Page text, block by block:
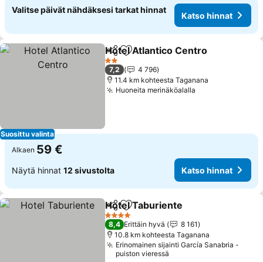
Valitse päivät nähdäksesi tarkat hinnat
Katso hinnat
Suosittu valinta
Jaa Lisää suosikkeihin
Hotel Atlantico Centro
2 Tähtiluokitus
7,2
4 796
11.4 km kohteesta Taganana
Huoneita merinäköalalla
Alkaen 59 €
Näytä hinnat 12 sivustolta Katso hinnat
Jaa Lisää suosikkeihin
Hotel Taburiente
4 Tähtiluokitus
8,4 Erittäin hyvä
8 161
10.8 km kohteesta Taganana
Erinomainen sijainti García Sanabria -
puiston vieressä